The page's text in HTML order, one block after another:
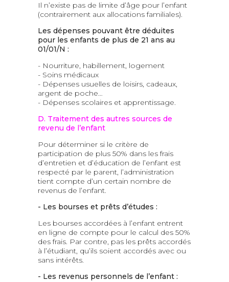
Il n’existe pas de limite d’âge pour l’enfant
(contrairement aux allocations familiales).
Les dépenses pouvant être déduites
pour les enfants de plus de 21 ans au
01/01/N :
- Nourriture, habillement, logement
- Soins médicaux
- Dépenses usuelles de loisirs, cadeaux,
argent de poche…
- Dépenses scolaires et apprentissage.
D. Traitement des autres sources de
revenu de l’enfant
Pour déterminer si le critère de
participation de plus 50% dans les frais
d’entretien et d’éducation de l’enfant est
respecté par le parent, l’administration
tient compte d’un certain nombre de
revenus de l’enfant.
- Les bourses et prêts d’études :
Les bourses accordées à l’enfant entrent
en ligne de compte pour le calcul des 50%
des frais. Par contre, pas les prêts accordés
à l’étudiant, qu’ils soient accordés avec ou
sans intérêts.
- Les revenus personnels de l’enfant :